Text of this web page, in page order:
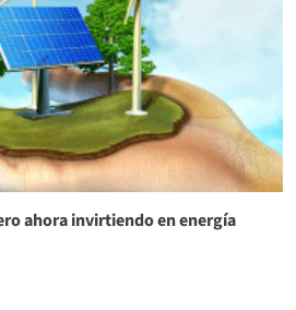
ahora invirtiendo en energía